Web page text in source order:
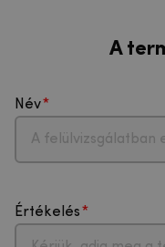
A
Név
Értékelés